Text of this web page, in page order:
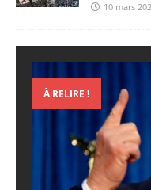
10 mars
À RELIRE !